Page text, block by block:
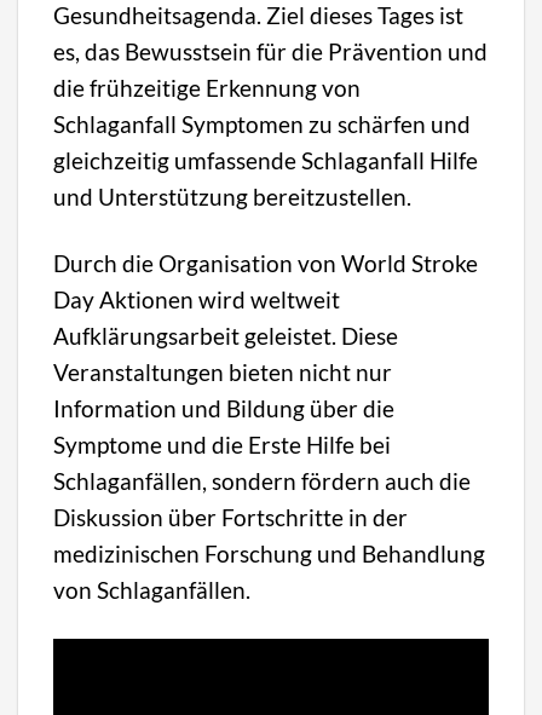
Gesundheitsagenda. Ziel dieses Tages ist
es, das Bewusstsein für die Prävention und
die frühzeitige Erkennung von
Schlaganfall Symptomen zu schärfen und
gleichzeitig umfassende Schlaganfall Hilfe
und Unterstützung bereitzustellen.
Durch die Organisation von World Stroke
Day Aktionen wird weltweit
Aufklärungsarbeit geleistet. Diese
Veranstaltungen bieten nicht nur
Information und Bildung über die
Symptome und die Erste Hilfe bei
Schlaganfällen, sondern fördern auch die
Diskussion über Fortschritte in der
medizinischen Forschung und Behandlung
von Schlaganfällen.